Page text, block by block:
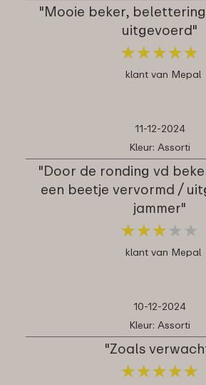
"Mooie beker,
uitgevoerd"
★★★★★
★★★★★
klant van Mepal
11-12-2024
Kleur: Assorti
"Door de ronding vd
een beetje vervormd /
jammer"
★★★ ★ ★
★★★ ★ ★
klant van Mepal
10-12-2024
Kleur: Assorti
"Zoals
★★★★★
★★★★★